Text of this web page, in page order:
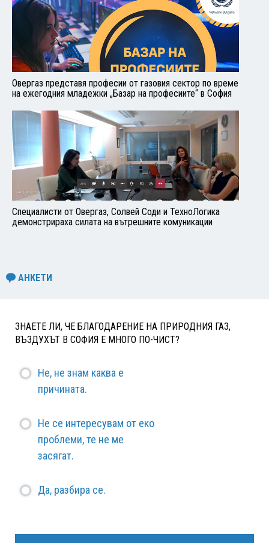
Овергаз представя професии от газовия сектор по време
на ежегодния младежки „Базар на професиите“ в София
Специалисти от Овергаз, Солвей Соди и ТехноЛогика
демонстрираха силата на вътрешните комуникации
АНКЕТИ
ЗНАЕТЕ ЛИ, ЧЕ БЛАГОДАРЕНИЕ НА ПРИРОДНИЯ ГАЗ,
ВЪЗДУХЪТ В СОФИЯ Е МНОГО ПО-ЧИСТ?
Не, не знам каква е
причината.
Не се интересувам от еко
проблеми, те не ме
засягат.
Да, разбира се.